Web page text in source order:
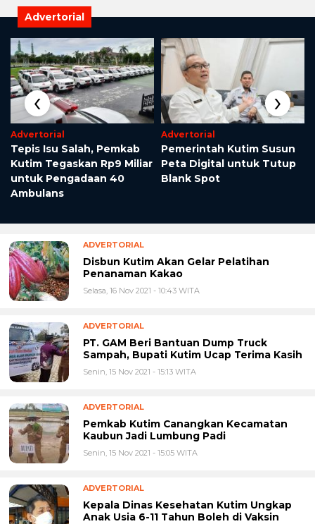
Advertorial
Tepis Isu Salah, Pemkab
Kutim Tegaskan Rp9 Miliar
untuk Pengadaan 40
Ambulans
Advertorial
Pemerintah Kutim Susun
Peta Digital untuk Tutup
Blank Spot
‹ ›
Disbun Kutim Akan Gelar Pelatihan
Penanaman Kakao
Selasa, 16 Nov 2021 - 10:43 WITA
PT. GAM Beri Bantuan Dump Truck
Sampah, Bupati Kutim Ucap Terima Kasih
Senin, 15 Nov 2021 - 15:13 WITA
Pemkab Kutim Canangkan Kecamatan
Kaubun Jadi Lumbung Padi
Senin, 15 Nov 2021 - 15:05 WITA
Kepala Dinas Kesehatan Kutim Ungkap
Anak Usia 6-11 Tahun Boleh di Vaksin
Senin, 15 Nov 2021 - 12:34 WITA